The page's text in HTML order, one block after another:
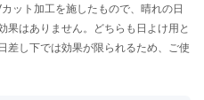
ット加工を施したもので、晴れの日
果はありません。どちらも日よけ用と
差し下では効果が限られるため、ご使